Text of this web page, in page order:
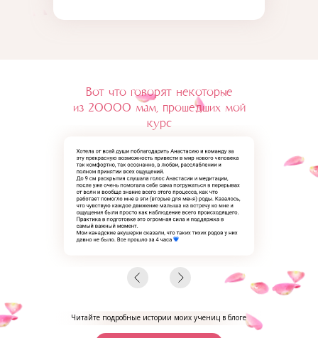
Читайте подробные истории моих учениц в блоге
Вот что говорят некоторые
из 20000 мам, прошедших мой
курс